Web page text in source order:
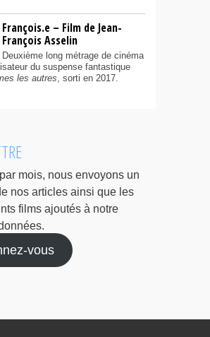
François.e – Film de Jean-
François Asselin
Deuxième long métrage de cinéma
du suspense fantastique
les autres, sorti en 2017.
mois, nous envoyons un
nos articles ainsi que les
films ajoutés à notre
vous